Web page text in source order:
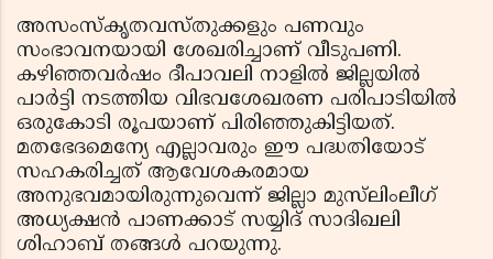
അസംസ്‌കൃതവസ്തുക്കളും പണവും
സംഭാവനയായി ശേഖരിച്ചാണ് വീടുപണി.
കഴിഞ്ഞവര്‍ഷം ദീപാവലി നാളില്‍ ജില്ലയില്‍
പാര്‍ട്ടി നടത്തിയ വിഭവശേഖരണ പരിപാടിയില്‍
ഒരുകോടി രൂപയാണ് പിരിഞ്ഞുകിട്ടിയത്.
മതഭേദമെന്യേ എല്ലാവരും ഈ പദ്ധതിയോട്
സഹകരിച്ചത് ആവേശകരമായ
അനുഭവമായിരുന്നുവെന്ന് ജില്ലാ മുസ്‌ലിംലീഗ്
അധ്യക്ഷന്‍ പാണക്കാട് സയ്യിദ് സാദിഖലി
ശിഹാബ് തങ്ങള്‍ പറയുന്നു.